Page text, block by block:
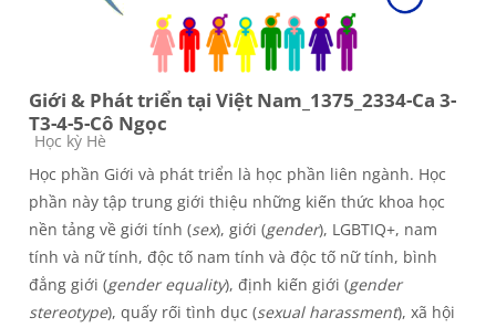
Giới & Phát triển tại Việt Nam_1375_2334-Ca 3-
T3-4-5-Cô Ngọc
Course category
Học kỳ Hè
Học phần Giới và phát triển là học phần liên ngành. Học
phần này tập trung giới thiệu những kiến thức khoa học
nền tảng về giới tính (sex), giới (gender), LGBTIQ+, nam
tính và nữ tính, độc tố nam tính và độc tố nữ tính, bình
đẳng giới (gender equality), định kiến giới (gender
stereotype), quấy rối tình dục (sexual harassment), xã hội